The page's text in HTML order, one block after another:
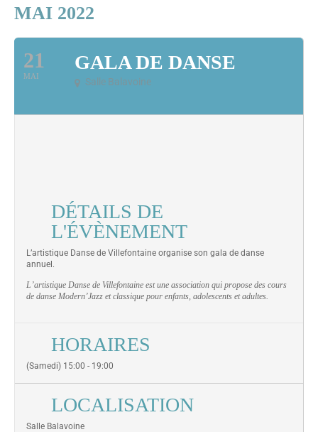
MAI 2022
21
MAI
GALA DE DANSE
Salle Balavoine
DÉTAILS DE
L'ÉVÈNEMENT
L’artistique Danse de Villefontaine organise son gala de danse
annuel.
L’artistique Danse de Villefontaine est une association qui propose des cours
de danse Modern’Jazz et classique pour enfants, adolescents et adultes.
HORAIRES
(Samedi) 15:00 - 19:00
LOCALISATION
Salle Balavoine